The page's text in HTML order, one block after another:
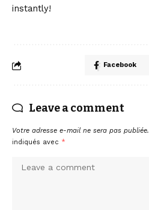
instantly!
Facebook
Leave a comment
Votre adresse e-mail ne sera pas publiée.
indiqués avec *